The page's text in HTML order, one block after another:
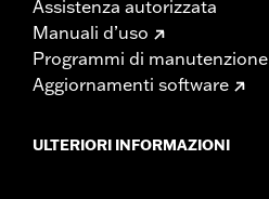
Assistenza autorizzata
Manuali d’uso
Programmi di manutenzione
Aggiornamenti software
ULTERIORI INFORMAZIONI